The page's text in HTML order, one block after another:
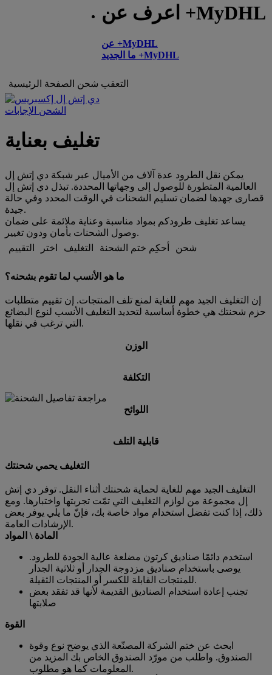
اعرف عن +MyDHL
عن +MyDHL
ما الجديد +MyDHL
الصفحة الرئيسية شحن التعقب
الشحن الإجابات
تغليف بعناية
يمكن نقل الطرود عدة آلاف من الأميال عبر شبكة دي إتش إل
العالمية المتطورة للوصول إلى وجهاتها المحددة. تبذل دي إتش إل
قصارى جهدها لضمان تسليم الشحنات في الوقت المحدد وفي حالة
جيدة.
يساعد تغليف طرودكم بمواد مناسبة وعناية ملائمة على ضمان
وصول الشحنات بأمان ودون تغيير.
التقييم
اختر التغليف أحكِم ختم الشحنة شحن
ما هو الأنسب لما تقوم بشحنه؟
إن التغليف الجيد مهم للغاية لمنع تلف المنتجات. إن تقييم متطلبات
حزم شحنتك هي خطوة أساسية لتحديد التغليف الأنسب لنوع البضائع
التي ترغب في نقلها.
الوزن
التكلفة
اللوائح
قابلية التلف
التغليف يحمي شحنتك
التغليف الجيد مهم للغاية لحماية شحنتك أثناء النقل. توفر دي إتش
إل مجموعة من لوازم التغليف التي تمّت تجربتها واختبارها. ومع
ذلك، إذا كنت تفضل استخدام مواد خاصة بك، فإنّ ما يلي يوفر بعض
الإرشادات العامة.
المادة \ المواد
استخدم دائمًا صناديق كرتون مضلعة عالية الجودة للطرود.
يوصى باستخدام صناديق مزدوجة الجدار أو ثلاثية الجدار
للمنتجات القابلة للكسر أو المنتجات الثقيلة.
تجنب إعادة استخدام الصناديق القديمة لأنها قد تفقد بعض
صلابتها
القوة
ابحث عن ختم الشركة المصنّعة الذي يوضح نوع وقوة
الصندوق. واطلب من مورّد الصندوق الخاص بك المزيد من
المعلومات كما هو مطلوب.